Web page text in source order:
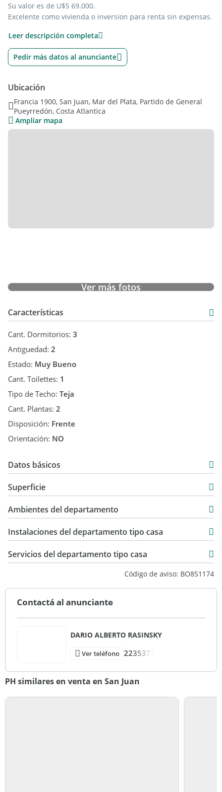
Su valor es de U$S 69.000.
Excelente como vivienda o inversion para renta sin expensas.
excelente renta (retorno actual real del 11% anual) con el
mejor retorno visto (se indexa mejor que vivienda) debido
ademas al no tener expensa, y su bajo valor fiscal que
REAL OPORTUNIDAD-RE TASADO.
Son solo 3 unidades de PH.
Leer descripción completa
Pedir más datos al anunciante
Ubicación
Francia 1900, San Juan, Mar del Plata, Partido de General
Pueyrredón, Costa Atlantica
Ampliar mapa
Ver más fotos
Características
Cant. Dormitorios: 3
Antiguedad: 2
Estado: Muy Bueno
Cant. Toilettes: 1
Tipo de Techo: Teja
Cant. Plantas: 2
Disposición: Frente
Orientación: NO
Datos básicos
USD 69.000
Superficie
80 m2
Ambientes del departamento
Instalaciones del departamento tipo casa
Servicios del departamento tipo casa
Código de aviso: BO851174
Contactá al anunciante
DARIO ALBERTO RASINSKY
Ver teléfono 2235377
PH similares en venta en San Juan